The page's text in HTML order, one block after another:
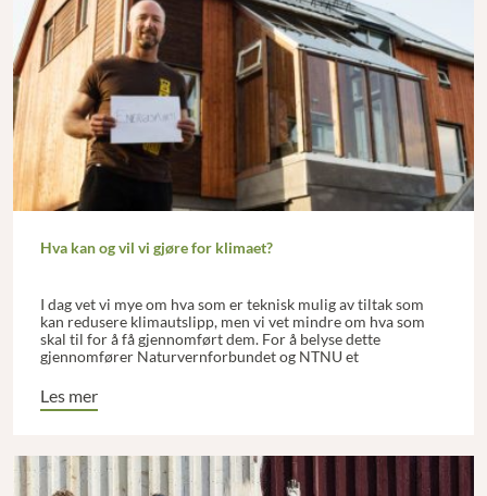
Hva kan og vil vi gjøre for klimaet?
I dag vet vi mye om hva som er teknisk mulig av tiltak som
kan redusere klimautslipp, men vi vet mindre om hva som
skal til for å få gjennomført dem. For å belyse dette
gjennomfører Naturvernforbundet og NTNU et
psykologiske aspekter av klimatiltak. At det er mulig å oppnå
svært store reduksjoner hvis alt legges til rette, ser vi fra det
Les mer